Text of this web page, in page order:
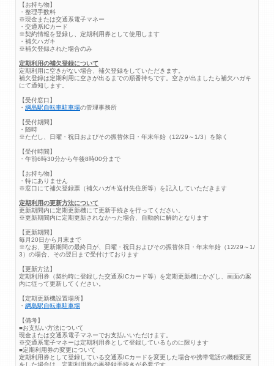
【お持ち物】
・整理手数料
※現金または交通系電子マネー
・交通系ICカード
※契約情報を登録し、定期利用券として使用します
・補欠ハガキ
※補欠登録された場合のみ
定期利用の補欠登録について
定期利用に空きがない場合、補欠登録をしていただきます。
補欠登録は定期利用に空きが出るまでの順番待ちです。空きが出ましたら補欠ハガキ
にて通知します。
【受付窓口】
・ 綱島駅自転車駐車場の管理事務所
【受付期間】
・随時
※ただし、日曜・祝日およびその振替休日・年末年始（12/29～1/3）を除く
【受付時間】
・午前6時30分から午後8時00分まで
【お持ち物】
・特にありません
※窓口にて補欠登録票（補欠ハガキ送付先住所等）を記入していただきます
定期利用の更新方法について
更新期間内に定期更新機にて更新手続きを行ってください。
※更新期間内に定期更新されなかった場合、自動的に解約となります
【更新期間】
毎月20日から月末まで
※なお、更新期間の最終日が、日曜・祝日およびその振替休日・年末年始（12/29～1/
3）の場合、その翌日まで受付けております
【更新方法】
定期利用券（契約時に登録した交通系ICカード等）を定期更新機にかざし、画面の案
内に従って更新してください。
【定期更新機設置場所】
・ 綱島駅自転車駐車場
【備考】
■お支払い方法について
現金または交通系電子マネーでお支払いいただけます。
※交通系電子マネーは定期利用券として登録しているものに限ります
■定期利用券の変更について
定期利用券として登録している交通系ICカードを変更した場合や携帯電話の機種変更
をした場合は、定期利用券の再登録手続きが必要です。